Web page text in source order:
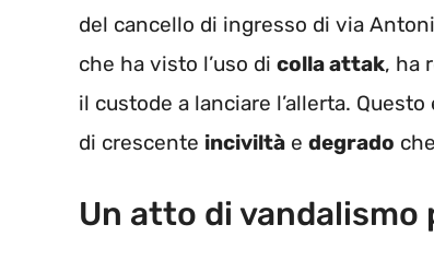
del cancello di ingresso di via
che ha visto l’uso di colla attak, ha
il custode a lanciare l’allerta.
di crescente inciviltà e degrado
Un atto di